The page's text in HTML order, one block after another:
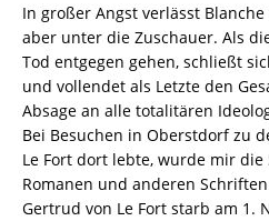
In großer Angst verlässt
aber unter die Zuschauer. Als
Tod entgegen gehen, schließt
und vollendet als Letzte den
Absage an alle totalitären
Bei Besuchen in Oberstdorf zu
Le Fort dort lebte, wurde mir
Romanen und anderen
Gertrud von Le Fort starb am 1.